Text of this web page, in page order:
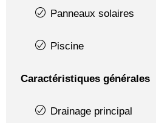
Panneaux solaires
Piscine
Caractéristiques générales
Drainage principal